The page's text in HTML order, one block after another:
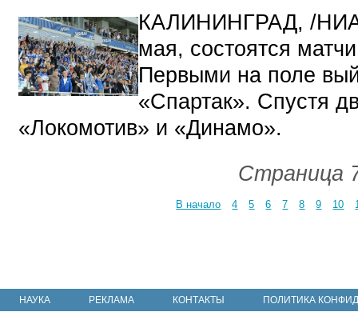
КАЛИНИНГРАД, /
мая, состоятся
Первыми на поле
«Спартак». Спустя
«Локомотив» и «Динамо».
Страница
В начало 4 5 6 7 8 9 10
НАУКА РЕКЛАМА КОНТАКТЫ ПОЛИТИКА